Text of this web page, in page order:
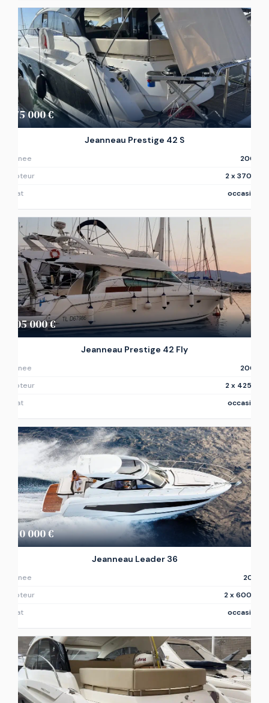
175 000 €
Jeanneau Prestige 42 S
Annee
2009
Moteur
2 x 370ch
Etat
occasion
205 000 €
Jeanneau Prestige 42 Fly
Annee
2007
Moteur
2 x 425ch
Etat
occasion
210 000 €
Jeanneau Leader 36
Annee
2019
Moteur
2 x 600ch
Etat
occasion